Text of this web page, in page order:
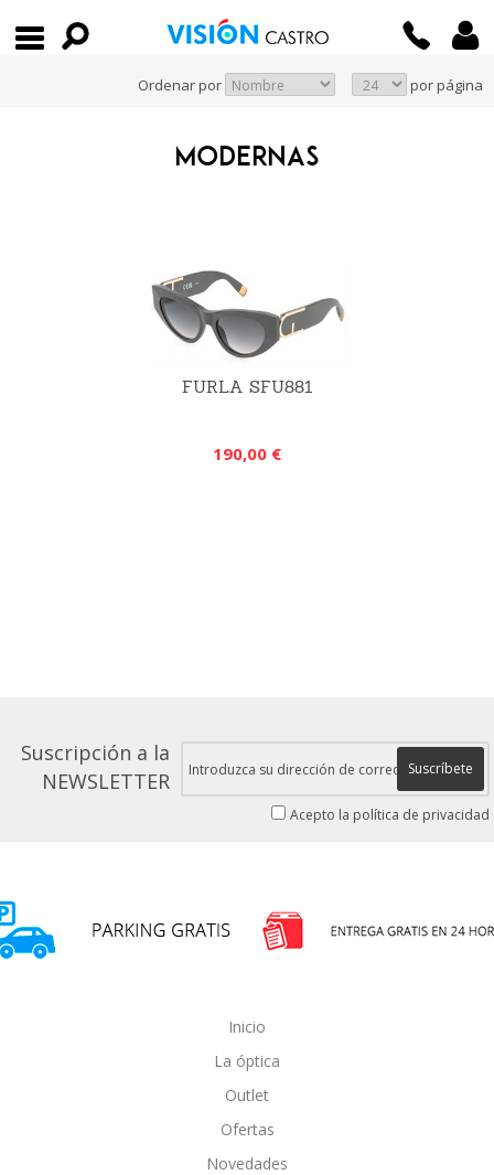
Ordenar por por página
MODERNAS
FURLA SFU881
190,00 €
Suscripción a la
NEWSLETTER
Suscríbete
Acepto la política de privacidad
Inicio
La óptica
Outlet
Ofertas
Novedades